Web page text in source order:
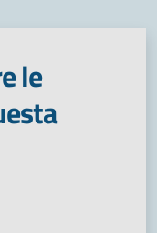
le
da 1 a 5 stelle